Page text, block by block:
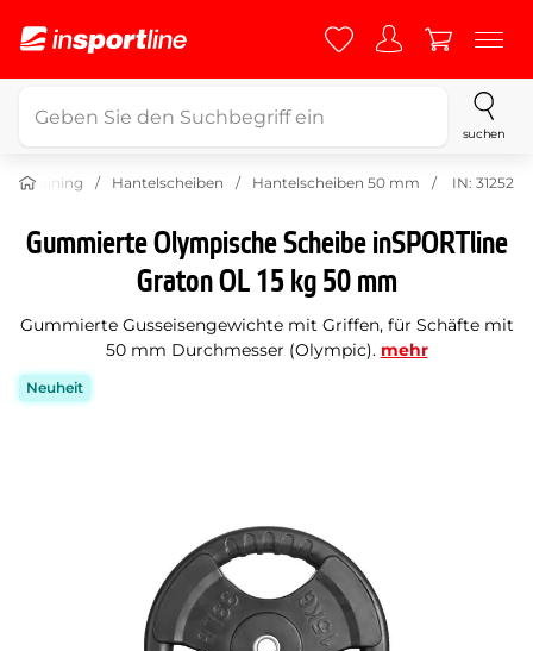
suchen
Hantelscheiben Hantelscheiben 50 mm IN: 31252
Gummierte Olympische Scheibe inSPORTline
Graton OL 15 kg 50 mm
Gummierte Gusseisengewichte mit Griffen, für Schäfte mit
50 mm Durchmesser (Olympic). mehr
Neuheit